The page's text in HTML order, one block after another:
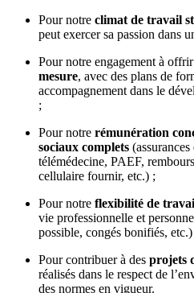
Pour notre climat de travail
peut exercer sa passion dans
Pour notre engagement à
mesure, avec des plans de
accompagnement dans le
;
Pour notre rémunération
sociaux complets
télémédecine, PAEF,
cellulaire fournir, etc.) ;
Pour notre flexibilité de
vie professionnelle et
possible, congés bonifiés, etc.)
Pour contribuer à des projets
réalisés dans le respect de
des normes en vigueur.